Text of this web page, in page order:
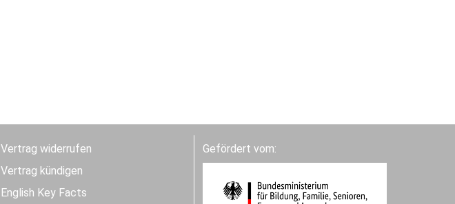
Vertrag widerrufen
Vertrag kündigen
English Key Facts
Gefördert vom: